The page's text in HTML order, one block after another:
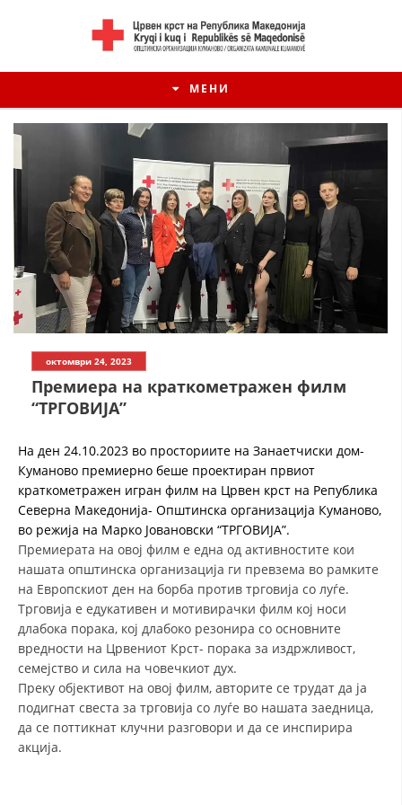
МЕНИ
ИСТОРИЈАТ НА ЦКРМ
ИСТОРИЈАТ НА ДВИЖЕЊЕТО
СТРУКТУРА И ОРГАНИЗАЦИОНА ПОСТАВЕНОСТ – ОПШТИНСКА
КОНТАКТ ИНФОРМАЦИИ
ЗАКОН ЗА ЦКРМ
СТАТУТ НА ЦКРМ
ОРГАНИЗАЦИЈА И РАЗВОЈ
РАКОВОДЕН ОДБОР
октомври 24, 2023
Премиера на краткометражен филм
“ТРГОВИЈА”
На ден 24.10.2023 во просториите на Занаетчиски дом-
Куманово премиерно беше проектиран првиот
краткометражен игран филм на Црвен крст на Република
Северна Македонија- Општинска организација Куманово,
во режија на Марко Јовановски “ТРГОВИЈА”.
Премиерата на овој филм е една од активностите кои
нашата општинска организација ги превзема во рамките
на Европскиот ден на борба против трговија со луѓе.
Трговија е едукативен и мотивирачки филм кој носи
длабока порака, кој длабоко резонира со основните
вредности на Црвениот Крст- порака за издржливост,
семејство и сила на човечкиот дух.
Преку објективот на овој филм, авторите се трудат да ја
подигнат свеста за трговија со луѓе во нашата заедница,
да се поттикнат клучни разговори и да се инспирира
акција.